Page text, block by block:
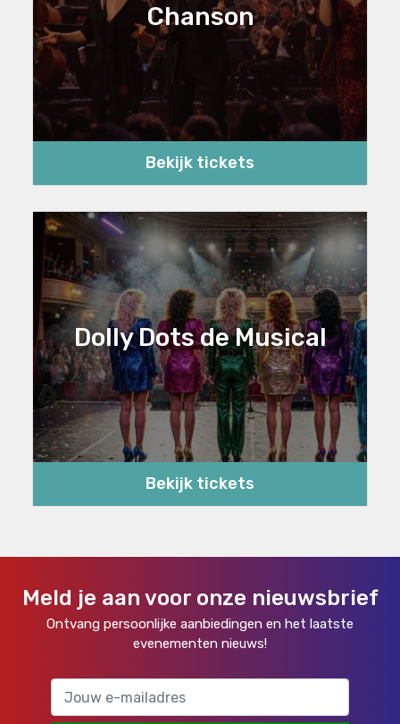
Chanson
Bekijk tickets
Dolly Dots de Musical
Bekijk tickets
Meld je aan voor onze nieuwsbrief
Ontvang persoonlijke aanbiedingen en het laatste
evenementen nieuws!